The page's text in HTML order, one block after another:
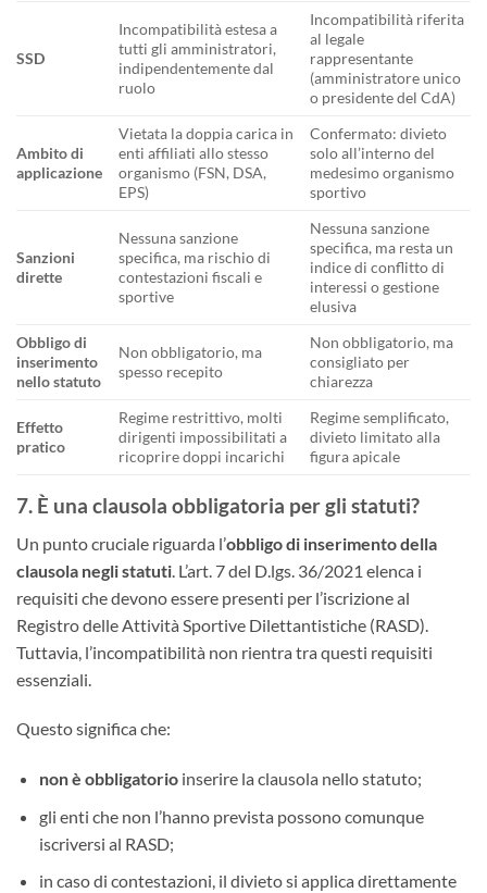
SSD
Incompatibilità estesa a
tutti gli amministratori,
indipendentemente dal
ruolo
Incompatibilità riferita
al legale
rappresentante
(amministratore unico
o presidente del CdA)
Ambito di
applicazione
Vietata la doppia carica in
enti affiliati allo stesso
organismo (FSN, DSA,
EPS)
Confermato: divieto
solo all’interno del
medesimo organismo
sportivo
Sanzioni
dirette
Nessuna sanzione
specifica, ma rischio di
contestazioni fiscali e
sportive
Nessuna sanzione
specifica, ma resta un
indice di conflitto di
interessi o gestione
elusiva
Obbligo di
inserimento
nello statuto
Non obbligatorio, ma
spesso recepito
Non obbligatorio, ma
consigliato per
chiarezza
Effetto
pratico
Regime restrittivo, molti
dirigenti impossibilitati a
ricoprire doppi incarichi
Regime semplificato,
divieto limitato alla
figura apicale
7. È una clausola obbligatoria per gli statuti?
Un punto cruciale riguarda l’obbligo di inserimento della
clausola negli statuti . L’art. 7 del D.lgs. 36/2021 elenca i
requisiti che devono essere presenti per l’iscrizione al
Registro delle Attività Sportive Dilettantistiche (RASD).
Tuttavia, l’incompatibilità non rientra tra questi requisiti
essenziali.
Questo significa che:
non è obbligatorioinserire la clausola nello statuto;
gli enti che non l’hanno prevista possono comunque
iscriversi al RASD;
in caso di contestazioni, il divieto si applica direttamente